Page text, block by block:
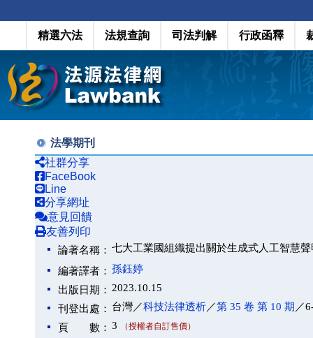
精選六法 法規查詢 司法判解 行政函釋
法學期刊
社群分享
FaceBook
Line
分享網址
意見回饋
友善列印
論著名稱： 七大工業國組織提出關於生成式人工智慧聲
編著譯者： 孫鈺婷
出版日期： 2023.10.15
刊登出處： 台灣／科技法律透析／第 35 卷 第 10 期 ／
頁 數： 3 （授權者自訂售價）